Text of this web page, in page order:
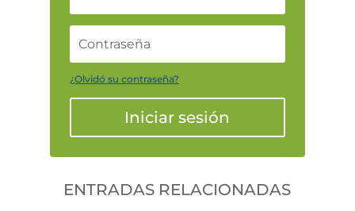
¿Olvidó su contraseña?
Iniciar sesión
ENTRADAS RELACIONADAS